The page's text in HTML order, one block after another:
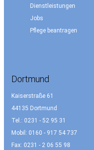
Dienstleistungen
Jobs
Pflege beantragen
Dortmund
Kaiserstraße 61
44135 Dortmund
Tel.: 0231 - 52 95 31
Mobil: 0160 - 917 54 737
Fax: 0231 - 2 06 55 98